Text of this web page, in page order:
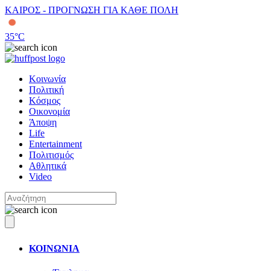
ΚΑΙΡΟΣ - ΠΡΟΓΝΩΣΗ ΓΙΑ ΚΑΘΕ ΠΟΛΗ
35°C
Κοινωνία
Πολιτική
Κόσμος
Οικονομία
Άποψη
Life
Entertainment
Πολιτισμός
Αθλητικά
Video
ΚΟΙΝΩΝΙΑ